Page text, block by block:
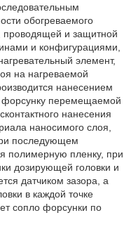
обогреваемого
проводящей и защитной
и конфигурациями,
элемент,
на нагреваемой
нанесением
перемещаемой
нанесения
наносимого слоя,
последующем
полимерную пленку, при
дозирующей головки и
датчиком зазора, а
в каждой точке
сопло форсунки по